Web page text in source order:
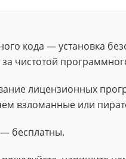
кода — установка
чистотой
лицензионных
взломанные или
бесплатны.